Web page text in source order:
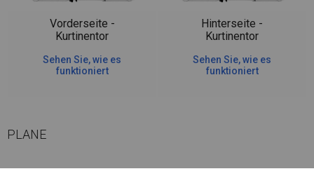
Vorderseite -
Kurtinentor
Sehen Sie, wie es
funktioniert
Hinterseite -
Kurtinentor
Sehen Sie, wie es
funktioniert
PLANE